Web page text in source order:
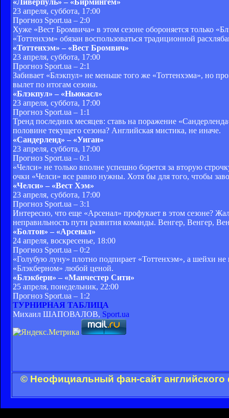
23 апреля, суббота, 17:00
Прогноз Sport.ua – 2:0
Хуже «Вест Бромвича» в этом сезоне обороняется только
«Тоттенхэм» обязан воспользоваться традиционной
«Тоттенхэм» – «Вест Бромвич»
23 апреля, суббота, 17:00
Прогноз Sport.ua – 2:1
Забивает «Блэкпул» не меньше того же «Тоттенхэма», но
вылет по итогам сезона.
«Блэкпул» – «Ньюкасл»
23 апреля, суббота, 17:00
Прогноз Sport.ua – 1:1
Тренд последних месяцев: ставь на поражение
половине текущего сезона? Английская мистика, не иначе.
«Сандерленд» – «Уиган»
23 апреля, суббота, 17:00
Прогноз Sport.ua – 0:1
«Челси» не только вполне успешно борется за вторую
очки «Челси» все равно нужны. Хотя бы для того, чтобы
«Челси» – «Вест Хэм»
23 апреля, суббота, 17:00
Прогноз Sport.ua – 3:1
Интересно, что еще «Арсенал» профукает в этом сезоне?
неправильность пути развития команды. Венгер, Венгер,
«Болтон» – «Арсенал»
24 апреля, воскресенье, 18:00
Прогноз Sport.ua – 0:2
«Голубую луну» плотно подпирает «Тоттенхэм», а шейхи
«Блэкберном» любой ценой.
«Блэкберн» – «Манчестер Сити»
25 апреля, понедельник, 22:00
Прогноз Sport.ua – 1:2
ТУРНИРНАЯ ТАБЛИЦА
Михаил ШАПОВАЛОВ, Sport.ua
© Неофициальный фан-сайт английского